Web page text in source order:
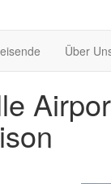
Über